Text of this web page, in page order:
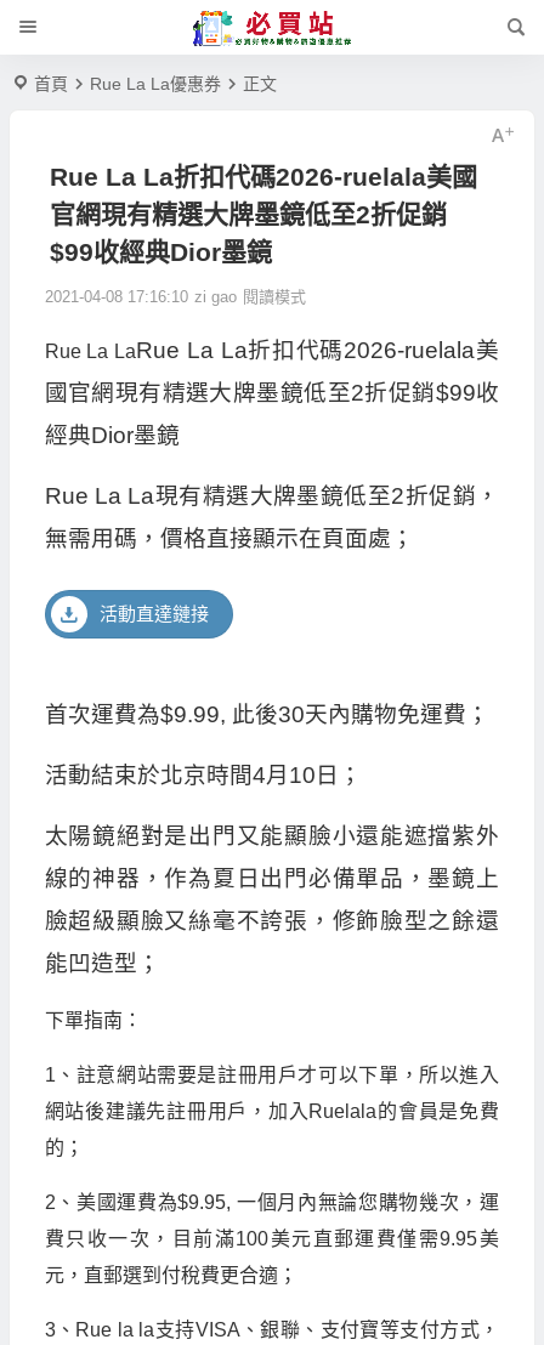
首頁 Rue La La優惠券 正文
Rue La La折扣代碼2026-ruelala美國
官網現有精選大牌墨鏡低至2折促銷
$99收經典Dior墨鏡
2021-04-08 17:16:10 zi gao 閱讀模式
Rue La LaRue La La折扣代碼2026-ruelala美
國官網現有精選大牌墨鏡低至2折促銷$99收
經典Dior墨鏡
Rue La La現有精選大牌墨鏡低至2折促銷，
無需用碼，價格直接顯示在頁面處；
活動直達鏈接
首次運費為$9.99, 此後30天內購物免運費；
活動結束於北京時間4月10日；
太陽鏡絕對是出門又能顯臉小還能遮擋紫外
線的神器，作為夏日出門必備單品，墨鏡上
臉超級顯臉又絲毫不誇張，修飾臉型之餘還
能凹造型；
下單指南：
1、註意網站需要是註冊用戶才可以下單，所以進入
網站後建議先註冊用戶，加入Ruelala的會員是免費
的；
2、美國運費為$9.95, 一個月內無論您購物幾次，運
費只收一次，目前滿100美元直郵運費僅需9.95美
元，直郵選到付稅費更合適；
3、Rue la la支持VISA、銀聯、支付寶等支付方式，